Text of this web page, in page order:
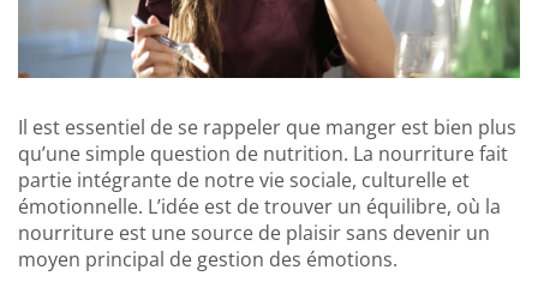
Il est essentiel de se rappeler que manger est bien plus
qu’une simple question de nutrition. La nourriture fait
partie intégrante de notre vie sociale, culturelle et
émotionnelle. L’idée est de trouver un équilibre, où la
nourriture est une source de plaisir sans devenir un
moyen principal de gestion des émotions.